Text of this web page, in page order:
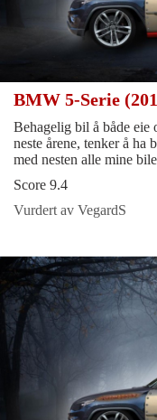
BMW 5-Serie
Behagelig bil å både eie
neste årene, tenker å ha
med nesten alle mine
Score 9.4
Vurdert av VegardS